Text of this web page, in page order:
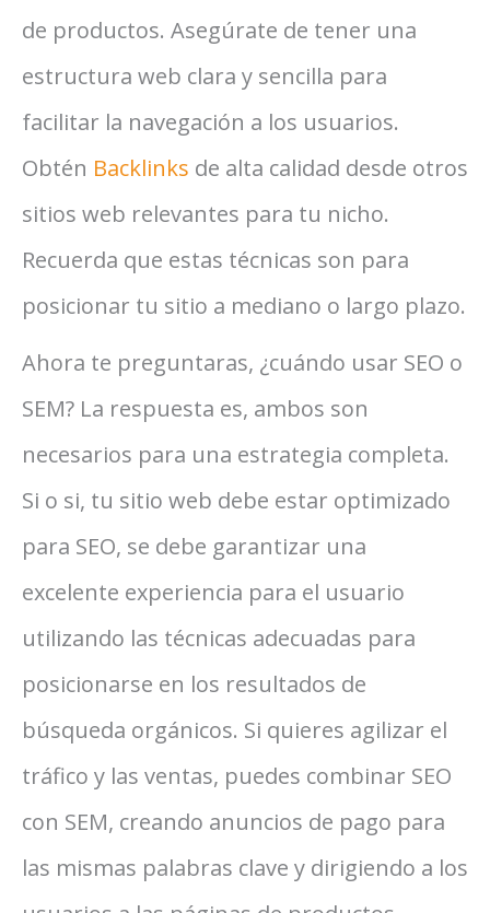
de productos. Asegúrate de tener una
estructura web clara y sencilla para
facilitar la navegación a los usuarios.
Obtén Backlinks de alta calidad desde otros
sitios web relevantes para tu nicho.
Recuerda que estas técnicas son para
posicionar tu sitio a mediano o largo plazo.
Ahora te preguntaras, ¿cuándo usar SEO o
SEM? La respuesta es, ambos son
necesarios para una estrategia completa.
Si o si, tu sitio web debe estar optimizado
para SEO, se debe garantizar una
excelente experiencia para el usuario
utilizando las técnicas adecuadas para
posicionarse en los resultados de
búsqueda orgánicos. Si quieres agilizar el
tráfico y las ventas, puedes combinar SEO
con SEM, creando anuncios de pago para
las mismas palabras clave y dirigiendo a los